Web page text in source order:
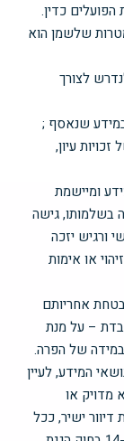
כדין.
שלשמן הוא
לצורך
שנאסף ;
עיון,
ומיישמת
בשלמותו, גישה
ורגיש יזכה
או אימות
אחריותם
– על מנת
במידה של הפרה.
המידע, לעיין
מדויק או
ישיר, ככל